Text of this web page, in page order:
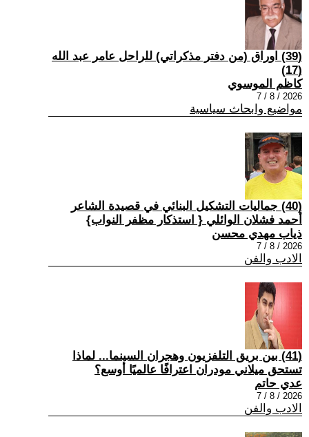
(39) اوراق (من دفتر مذكراتي) للراحل عامر عبد الله
(17)
كاظم الموسوي
2026 / 8 / 7
مواضيع وابحاث سياسية
(40) جماليات التشكيل البنائي في قصيدة الشاعر
أحمد فشلان الوائلي { استذكار مظفر النواب}
ذياب مهدي محسن
2026 / 8 / 7
الادب والفن
(41) بين بريق التلفزيون وهجران السينما... لماذا
تستحق ميلاني مودران اعترافًا عالميًا أوسع؟
عدي حاتم
2026 / 8 / 7
الادب والفن